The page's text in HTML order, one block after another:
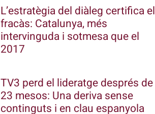
L’estratègia del diàleg certifica el
fracàs: Catalunya, més
intervinguda i sotmesa que el
2017
TV3 perd el lideratge després de
23 mesos: Una deriva sense
continguts i en clau espanyola